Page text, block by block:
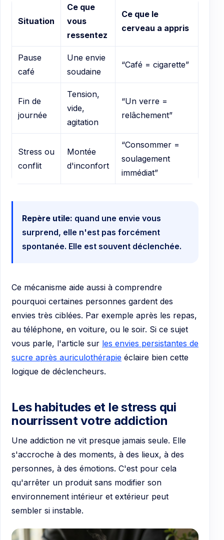
Situation
Ce que
vous
ressentez
Ce que le
cerveau a appris
Pause
café
Une envie
soudaine
“Café = cigarette”
Fin de
journée
Tension,
vide,
agitation
“Un verre =
relâchement”
Stress ou
conflit
Montée
d'inconfort
“Consommer =
soulagement
immédiat”
Repère utile: quand une envie vous
surprend, elle n'est pas forcément
spontanée. Elle est souvent déclenchée.
Ce mécanisme aide aussi à comprendre
pourquoi certaines personnes gardent des
envies très ciblées. Par exemple après les repas,
au téléphone, en voiture, ou le soir. Si ce sujet
vous parle, l'article sur les envies persistantes de
sucre après auriculothérapie éclaire bien cette
logique de déclencheurs.
Les habitudes et le stress qui
nourrissent votre addiction
Une addiction ne vit presque jamais seule. Elle
s'accroche à des moments, à des lieux, à des
personnes, à des émotions. C'est pour cela
qu'arrêter un produit sans modifier son
environnement intérieur et extérieur peut
sembler si instable.